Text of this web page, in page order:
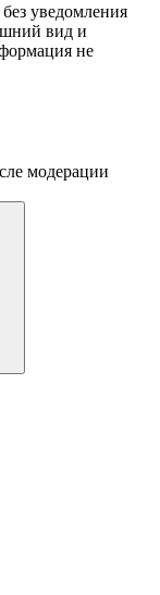
уведомления
вид и
не
модерации